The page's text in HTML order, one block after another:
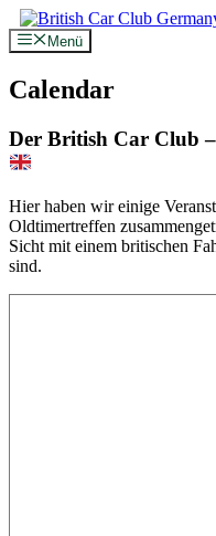
Zum
Inhalt
springen
Menü
Calendar
Der British Car Club
Hier haben wir einige
Oldtimertreffen
Sicht mit einem britischen
sind.